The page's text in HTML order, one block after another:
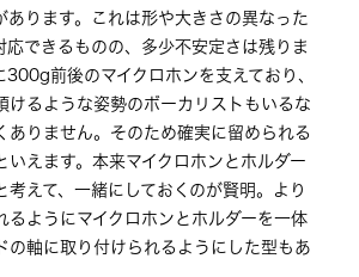
あります。これは形や大きさの異なった
応できるものの、多少不安定さは残りま
300g前後のマイクロホンを支えており、
けるような姿勢のボーカリストもいるな
ありません。そのため確実に留められる
いえます。本来マイクロホンとホルダー
考えて、一緒にしておくのが賢明。より
るようにマイクロホンとホルダーを一体
の軸に取り付けられるようにした型もあ